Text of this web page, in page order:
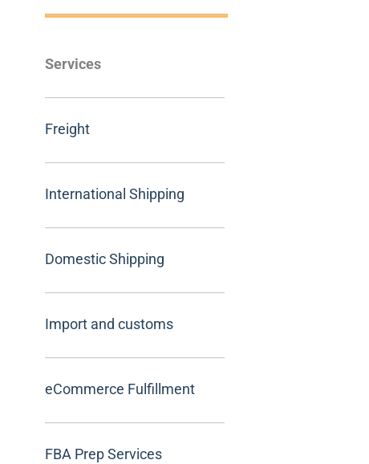
Services
Freight
International Shipping
Domestic Shipping
Import and customs
eCommerce Fulfillment
FBA Prep Services